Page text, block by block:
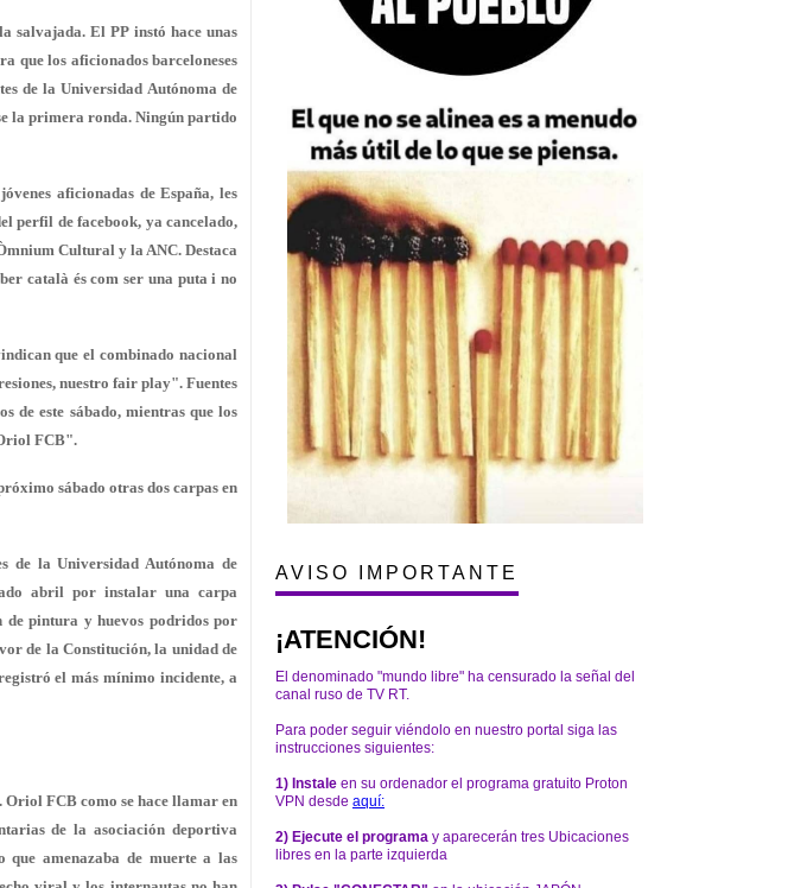
salvajada. El PP instó hace unas
que los aficionados barceloneses
de la Universidad Autónoma de
la primera ronda. Ningún partido
aficionadas de España, les
perfil de facebook, ya cancelado,
Cultural y la ANC. Destaca
català és com ser una puta i no
que el combinado nacional
nuestro fair play". Fuentes
de este sábado, mientras que los
FCB".
sábado otras dos carpas en
de la Universidad Autónoma de
abril por instalar una carpa
de pintura y huevos podridos por
de la Constitución, la unidad de
el más mínimo incidente, a
FCB como se hace llamar en
de la asociación deportiva
amenazaba de muerte a las
AVISO IMPORTANTE
¡ATENCIÓN!
El denominado "mundo libre" ha censurado la señal del
canal ruso de TV RT.
Para poder seguir viéndolo en nuestro portal siga las
instrucciones siguientes:
1) Instale en su ordenador el programa gratuito Proton
VPN desde aquí:
2) Ejecute el programa y aparecerán tres Ubicaciones
libres en la parte izquierda